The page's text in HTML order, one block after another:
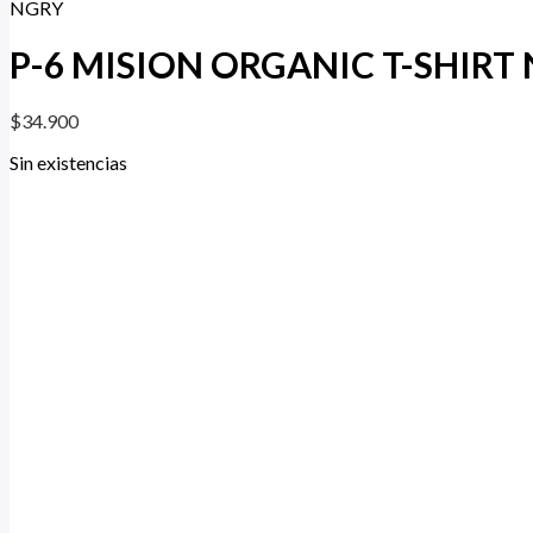
NGRY
P-6 MISION ORGANIC T-SHIRT
$34.900
Sin existencias